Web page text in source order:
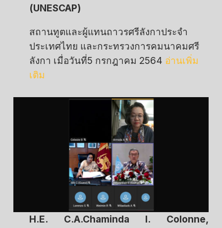
(UNESCAP)
สถานทูตและผู้แทนถาวรศรีลังกาประจำ
ประเทศไทย และกระทรวงการคมนาคมศรี
ลังกา เมื่อวันที่5 กรกฎาคม 2564 อ่านเพิ่ม
เติม
H.E. C.A.Chaminda I. Colonne,